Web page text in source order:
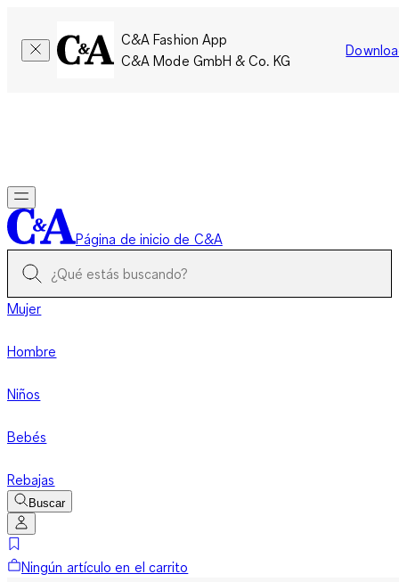
C&A Fashion App
C&A Mode GmbH & Co. KG
Página de inicio de C&A
Mujer
Hombre
Niños
Bebés
Rebajas
Buscar
Ningún artículo en el carrito